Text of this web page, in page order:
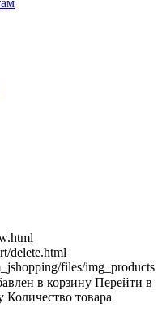
delete.html
files/img_products
в корзину Перейти в
Количество товара